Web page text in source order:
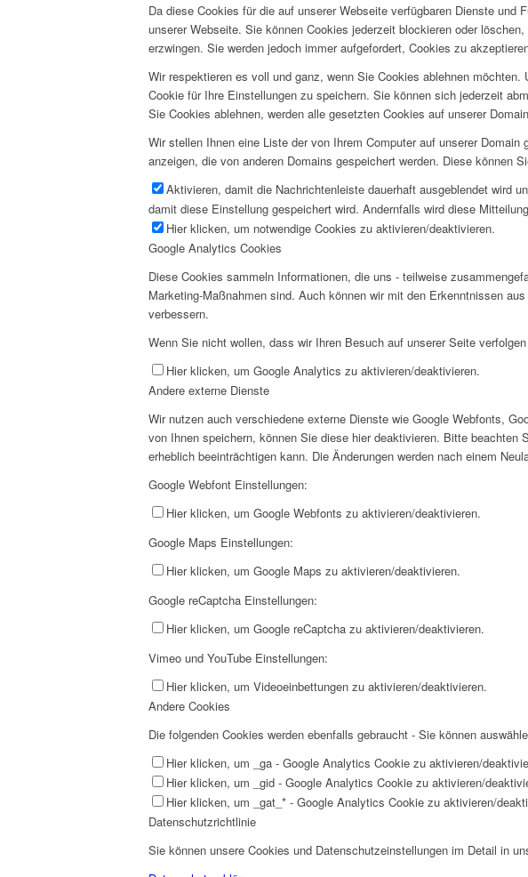
Da diese Cookies für die auf unserer Webseite verfügbaren Dienste
unserer Webseite. Sie können Cookies jederzeit blockieren oder
erzwingen. Sie werden jedoch immer aufgefordert, Cookies zu
Wir respektieren es voll und ganz, wenn Sie Cookies ablehnen
Cookie für Ihre Einstellungen zu speichern. Sie können sich jederzeit
Sie Cookies ablehnen, werden alle gesetzten Cookies auf unserer
Wir stellen Ihnen eine Liste der von Ihrem Computer auf unserer
anzeigen, die von anderen Domains gespeichert werden. Diese können
Aktivieren, damit die Nachrichtenleiste dauerhaft ausgeblendet wird
damit diese Einstellung gespeichert wird. Andernfalls wird diese
Hier klicken, um notwendige Cookies zu aktivieren/deaktivieren.
Google Analytics Cookies
Diese Cookies sammeln Informationen, die uns - teilweise
Marketing-Maßnahmen sind. Auch können wir mit den Erkenntnissen
verbessern.
Wenn Sie nicht wollen, dass wir Ihren Besuch auf unserer Seite
Hier klicken, um Google Analytics zu aktivieren/deaktivieren.
Andere externe Dienste
Wir nutzen auch verschiedene externe Dienste wie Google Webfonts,
von Ihnen speichern, können Sie diese hier deaktivieren. Bitte
erheblich beeinträchtigen kann. Die Änderungen werden nach einem
Google Webfont Einstellungen:
Hier klicken, um Google Webfonts zu aktivieren/deaktivieren.
Google Maps Einstellungen:
Hier klicken, um Google Maps zu aktivieren/deaktivieren.
Google reCaptcha Einstellungen:
Hier klicken, um Google reCaptcha zu aktivieren/deaktivieren.
Vimeo und YouTube Einstellungen:
Hier klicken, um Videoeinbettungen zu aktivieren/deaktivieren.
Andere Cookies
Die folgenden Cookies werden ebenfalls gebraucht - Sie können
Hier klicken, um _ga - Google Analytics Cookie zu aktivieren/
Hier klicken, um _gid - Google Analytics Cookie zu aktivieren/
Hier klicken, um _gat_* - Google Analytics Cookie zu aktivieren/
Datenschutzrichtlinie
Sie können unsere Cookies und Datenschutzeinstellungen im Detail in